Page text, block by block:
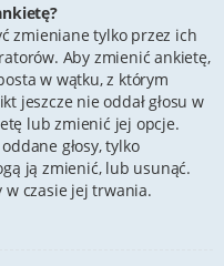
zmieniane tylko przez ich
Aby zmienić ankietę,
w wątku, z którym
jeszcze nie oddał głosu w
lub zmienić jej opcje.
głosy, tylko
ją zmienić, lub usunąć.
czasie jej trwania.